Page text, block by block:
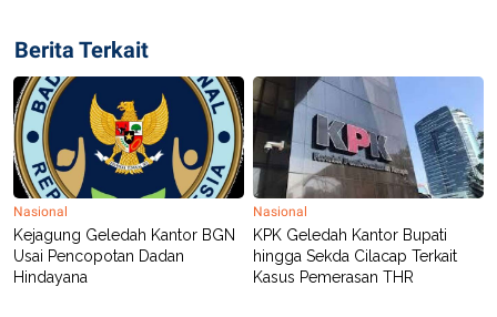
D
E
M
Y
S
E
.
I
D
L
A
N
G
G
A
N
A
I
N
E
R
J
A
E
Berita Terkait
Nasional
Kejagung Geledah Kantor BGN
Usai Pencopotan Dadan
Hindayana
Nasional
KPK Geledah Kantor Bupati
hingga Sekda Cilacap Terkait
Kasus Pemerasan THR